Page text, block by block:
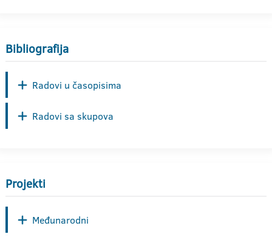
Bibliografija
Radovi u časopisima
Radovi sa skupova
Projekti
Međunarodni